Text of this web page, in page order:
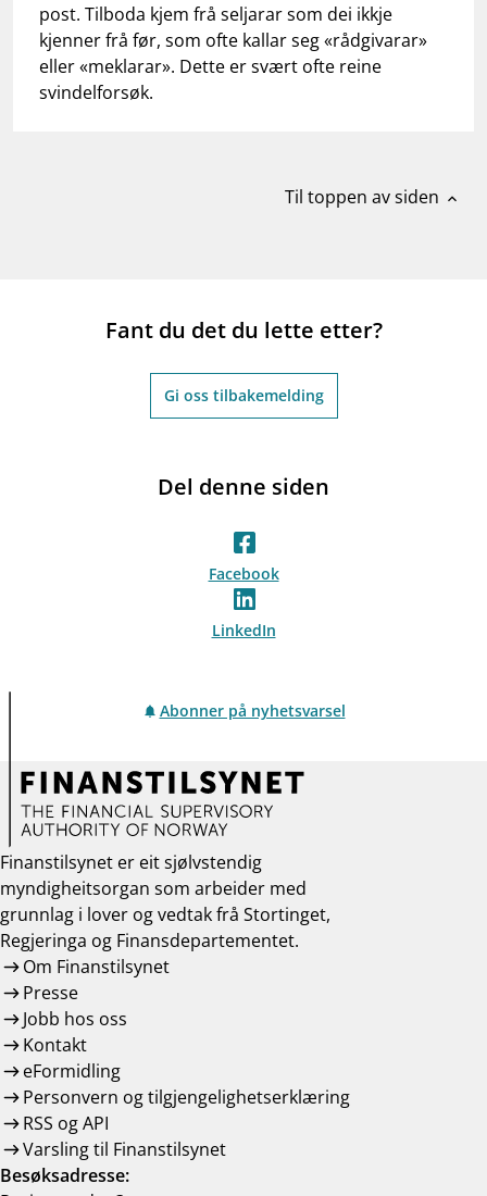
post. Tilboda kjem frå seljarar som dei ikkje
kjenner frå før, som ofte kallar seg «rådgivarar»
eller «meklarar». Dette er svært ofte reine
svindelforsøk.
Til toppen av siden expand_less
Fant du det du lette etter?
Gi oss tilbakemelding
Del denne siden
Facebook
LinkedIn
Abonner på nyhetsvarsel
Finanstilsynet er eit sjølvstendig
myndigheitsorgan som arbeider med
grunnlag i lover og vedtak frå Stortinget,
Regjeringa og Finansdepartementet.
Om Finanstilsynet
Presse
Jobb hos oss
Kontakt
eFormidling
Personvern og tilgjengelighetserklæring
RSS og API
Varsling til Finanstilsynet
Besøksadresse: